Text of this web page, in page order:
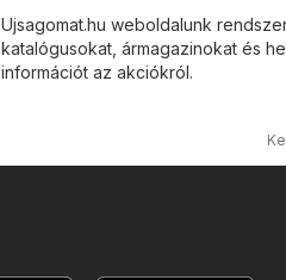
Ujsagomat.hu weboldalunk
katalógusokat, ármagazinokat és
információt az akciókról.